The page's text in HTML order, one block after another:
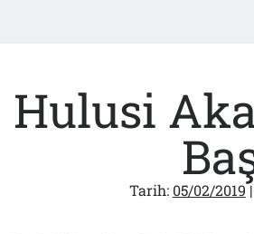
Hulusi
Tarih: 05/02/2019|